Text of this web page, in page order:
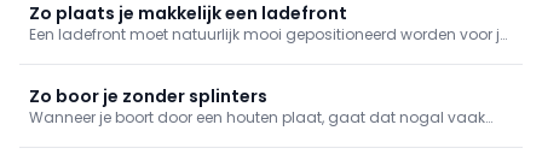
Zo plaats je makkelijk een ladefront
Een ladefront moet natuurlijk mooi gepositioneerd worden voor je
Zo boor je zonder splinters
Wanneer je boort door een houten plaat, gaat dat nogal vaak